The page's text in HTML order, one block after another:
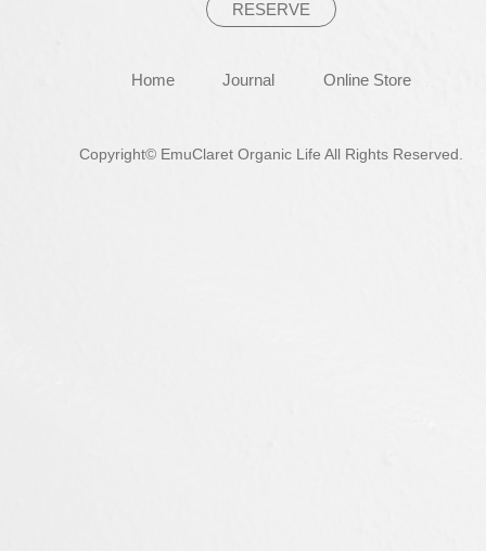
RESERVE
Home Journal Online Store
Copyright© EmuClaret Organic Life All Rights Reserved.